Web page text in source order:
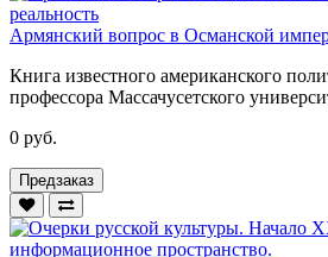
Армянский вопрос в Османской
Книга известного американского
профессора Массачусетского
0 руб.
Предзаказ